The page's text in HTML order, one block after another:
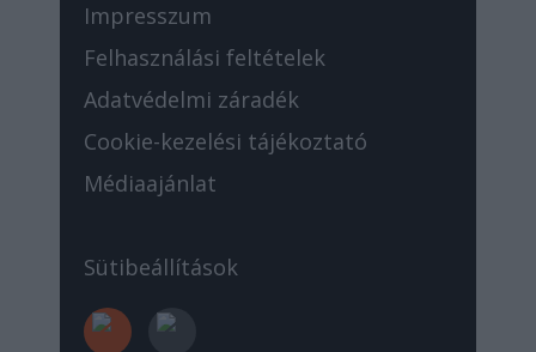
Impresszum
Felhasználási feltételek
Adatvédelmi záradék
Cookie-kezelési tájékoztató
Médiaajánlat
Sütibeállítások